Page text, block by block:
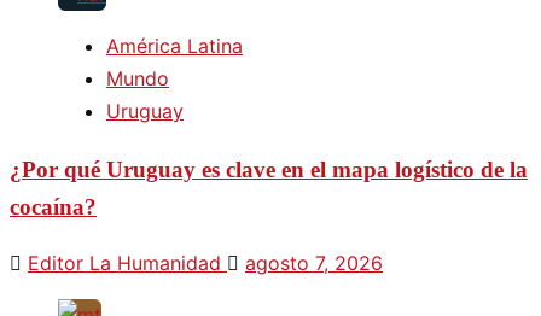
América Latina
Mundo
Uruguay
¿Por qué Uruguay es clave en el mapa logístico de la
cocaína?
Editor La Humanidad agosto 7, 2026